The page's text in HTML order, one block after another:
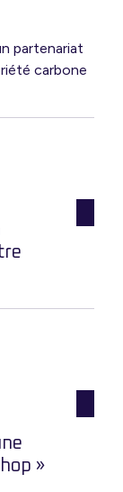
partenariat
carbone
»